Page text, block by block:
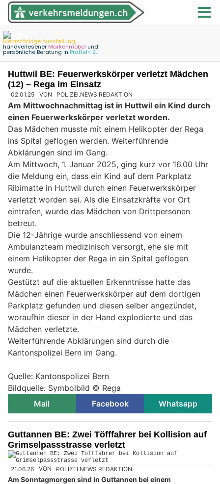
Huttwil BE: Feuerwerkskörper verletzt Mädchen
(12) – Rega im Einsatz
02.01.25 VON POLIZEI.NEWS REDAKTION
Am Mittwochnachmittag ist in Huttwil ein Kind durch
einen Feuerwerkskörper verletzt worden.
Das Mädchen musste mit einem Helikopter der Rega
ins Spital geflogen werden. Weiterführende
Abklärungen sind im Gang.
Am Mittwoch, 1. Januar 2025, ging kurz vor 16.00 Uhr
die Meldung ein, dass ein Kind auf dem Parkplatz
Ribimatte in Huttwil durch einen Feuerwerkskörper
verletzt worden sei. Als die Einsatzkräfte vor Ort
eintrafen, wurde das Mädchen von Drittpersonen
betreut.
Die 12-Jährige wurde anschliessend von einem
Ambulanzteam medizinisch versorgt, ehe sie mit
einem Helikopter der Rega in ein Spital geflogen
wurde.
Gestützt auf die aktuellen Erkenntnisse hatte das
Mädchen einen Feuerwerkskörper auf dem dortigen
Parkplatz gefunden und diesen selber angezündet,
woraufhin dieser in der Hand explodierte und das
Mädchen verletzte.
Weiterführende Abklärungen sind durch die
Kantonspolizei Bern im Gang.
Quelle: Kantonspolizei Bern
Bildquelle: Symbolbild © Rega
Mail
Facebook Whatsapp
Guttannen BE: Zwei Töfffahrer bei Kollision auf
Grimselpassstrasse verletzt
21.06.26 VON POLIZEI.NEWS REDAKTION
Am Sonntagmorgen sind in Guttannen bei einem